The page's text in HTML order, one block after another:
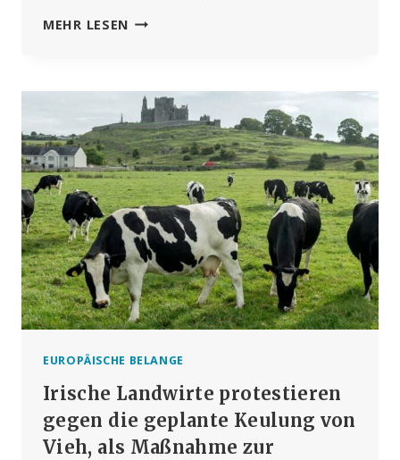
MEHR LESEN „TODESURTEIL
UND
EU
STARTEN
NEUE
INITIATIVE
FÜR
EINEN
GLOBALEN
IMPFPASS
EUROPÄISCHE BELANGE
Irische Landwirte protestieren
gegen die geplante Keulung von
Vieh, als Maßnahme zur